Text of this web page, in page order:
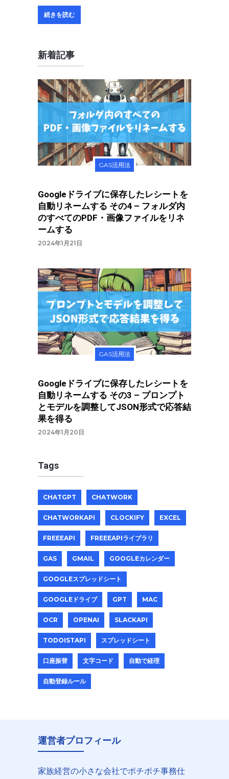
続きを読む
新着記事
GAS活用法
Googleドライブに保存したレシートを
自動リネームする その4 – フォルダ内
のすべてのPDF・画像ファイルをリネ
ームする
2024年1月21日
GAS活用法
Googleドライブに保存したレシートを
自動リネームする その3 – プロンプト
とモデルを調整してJSON形式で応答結
果を得る
2024年1月20日
Tags
CHATGPT CHATWORK
CHATWORKAPI CLOCKIFY EXCEL
FREEEAPI FREEEAPIライブラリ
GAS GMAIL GOOGLEカレンダー
GOOGLEスプレッドシート
GOOGLEドライブ GPT MAC
OCR OPENAI SLACKAPI
TODOISTAPI スプレッドシート
口座振替 文字コード 自動で経理
自動登録ルール
運営者プロフィール
家族経営の小さな会社でポチポチ事務仕